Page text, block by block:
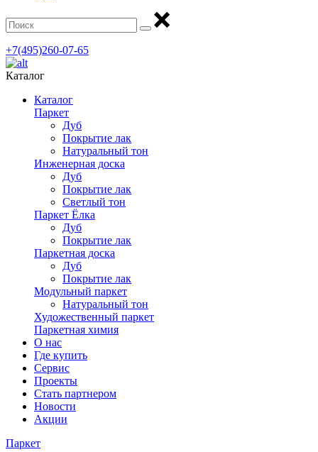
+7(495)260-07-65
Каталог
Каталог
Паркет
Дуб
Покрытие лак
Натуральный тон
Инженерная доска
Дуб
Покрытие лак
Светлый тон
Паркет Ёлка
Дуб
Покрытие лак
Паркетная доска
Дуб
Покрытие лак
Модульный паркет
Натуральный тон
Художественный паркет
Паркетная химия
О нас
Где купить
Сервис
Проекты
Стать партнером
Новости
Акции
Паркет